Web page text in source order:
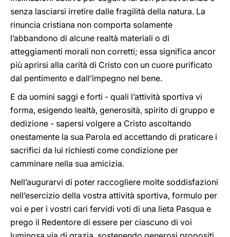
senza lasciarsi irretire dalle fragilità della natura. La
rinuncia cristiana non comporta solamente
l’abbandono di alcune realtà materiali o di
atteggiamenti morali non corretti; essa significa ancor
più aprirsi alla carità di Cristo con un cuore purificato
dal pentimento e dall’impegno nel bene.
E da uomini saggi e forti - quali l’attività sportiva vi
forma, esigendo lealtà, generosità, spirito di gruppo e
dedizione - sapersi volgere a Cristo ascoltando
onestamente la sua Parola ed accettando di praticare i
sacrifici da lui richiesti come condizione per
camminare nella sua amicizia.
Nell’augurarvi di poter raccogliere molte soddisfazioni
nell’esercizio della vostra attività sportiva, formulo per
voi e per i vostri cari fervidi voti di una lieta Pasqua e
prego il Redentore di essere per ciascuno di voi